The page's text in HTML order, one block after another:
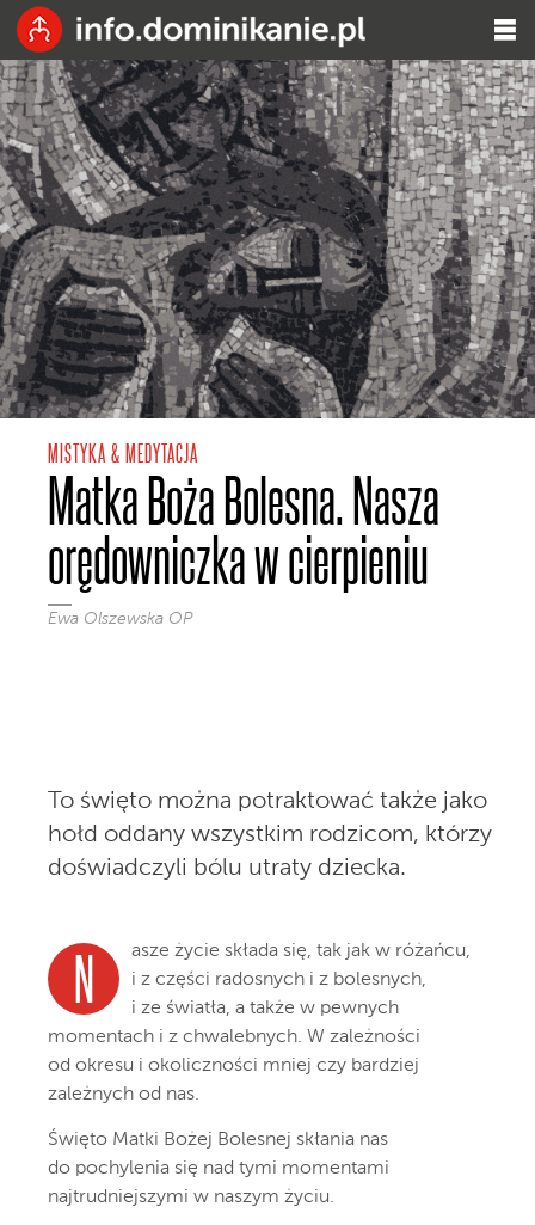
MISTYKA & MEDYTACJA
Matka Boża Bolesna. Nasza
orędowniczka w cierpieniu
Ewa Olszewska OP
To święto można potraktować także jako
hołd oddany wszystkim rodzicom, którzy
doświadczyli bólu utraty dziecka.
N
asze życie składa się, tak jak w różańcu,
i z części radosnych i z bolesnych,
i ze światła, a także w pewnych
momentach i z chwalebnych. W zależności
od okresu i okoliczności mniej czy bardziej
zależnych od nas.
Święto Matki Bożej Bolesnej skłania nas
do pochylenia się nad tymi momentami
najtrudniejszymi w naszym życiu.